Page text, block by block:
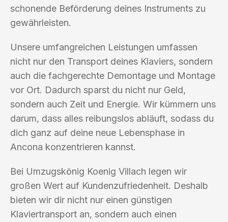
schonende Beförderung deines Instruments zu
gewährleisten.
Unsere umfangreichen Leistungen umfassen
nicht nur den Transport deines Klaviers, sondern
auch die fachgerechte Demontage und Montage
vor Ort. Dadurch sparst du nicht nur Geld,
sondern auch Zeit und Energie. Wir kümmern uns
darum, dass alles reibungslos abläuft, sodass du
dich ganz auf deine neue Lebensphase in
Ancona konzentrieren kannst.
Bei Umzugskönig Koenig Villach legen wir
großen Wert auf Kundenzufriedenheit. Deshalb
bieten wir dir nicht nur einen günstigen
Klaviertransport an, sondern auch einen